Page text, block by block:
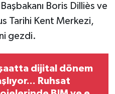
Boris Dilliès ve
Tarihi Kent Merkezi,
gezdi.
dijital dönem
Ruhsat